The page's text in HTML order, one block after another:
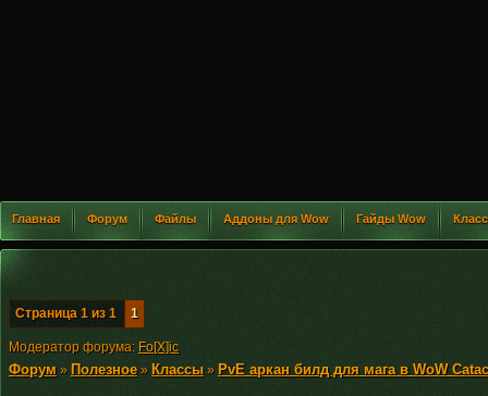
Главная Форум Файлы Аддоны для Wow Гайды Wow
Страница 1 из 1 1
Модератор форума: Fo[X]ic
Форум » Полезное» Классы » PvE аркан билд для мага в WoW